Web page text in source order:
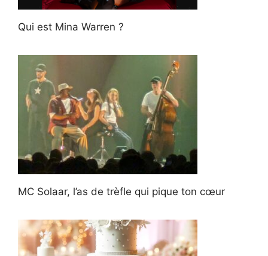
Qui est Mina Warren ?
MC Solaar, l’as de trèfle qui pique ton cœur